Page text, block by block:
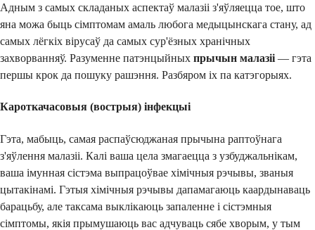
Адным з самых складаных аспектаў малазіі з'яўляецца тое, што
яна можа быць сімптомам амаль любога медыцынскага стану, ад
самых лёгкіх вірусаў да самых сур'ёзных хранічных
захворванняў. Разуменне патэнцыйных прычын малазіі — гэта
першы крок да пошуку рашэння. Разбяром іх па катэгорыях.
Кароткачасовыя (вострыя) інфекцыі
Гэта, мабыць, самая распаўсюджаная прычына раптоўнага
з'яўлення малазіі. Калі ваша цела змагаецца з узбуджальнікам,
ваша імунная сістэма выпрацоўвае хімічныя рэчывы, званыя
цытакінамі. Гэтыя хімічныя рэчывы дапамагаюць каардынаваць
барацьбу, але таксама выклікаюць запаленне і сістэмныя
сімптомы, якія прымушаюць вас адчуваць сябе хворым, у тым